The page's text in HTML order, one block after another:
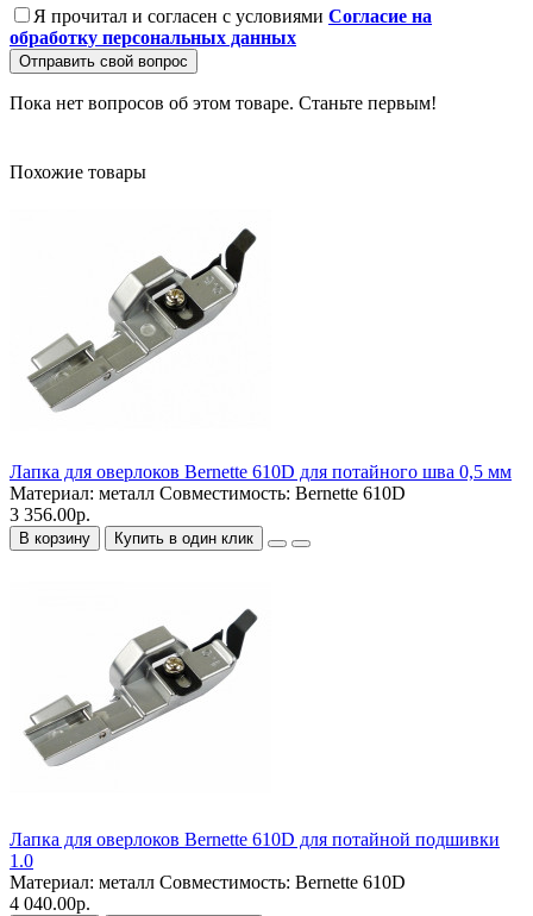
Я прочитал и согласен с условиями Согласие на
обработку персональных данных
Отправить свой вопрос
Пока нет вопросов об этом товаре. Станьте первым!
Похожие товары
Лапка для оверлоков Bernette 610D для потайного шва 0,5 мм
Материал: металл Совместимость: Bernette 610D
3 356.00р.
В корзину Купить в один клик
Лапка для оверлоков Bernette 610D для потайной подшивки
1.0
Материал: металл Совместимость: Bernette 610D
4 040.00р.